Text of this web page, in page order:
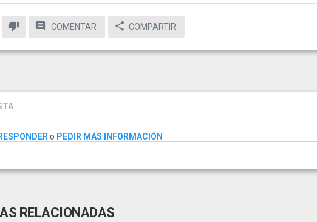
COMENTAR COMPARTIR
RESPONDER o PEDIR MÁS INFORMACIÓN
RELACIONADAS